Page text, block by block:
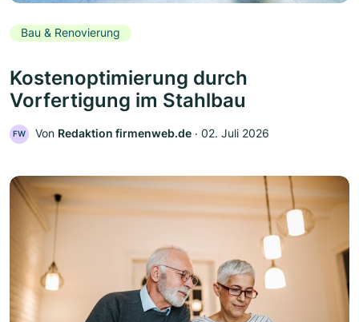
Bau & Renovierung
Kostenoptimierung durch
Vorfertigung im Stahlbau
FW Von Redaktion firmenweb.de ‧ 02. Juli 2026